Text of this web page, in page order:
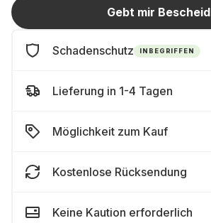
Gebt mir Bescheid
Schadenschutz INBEGRIFFEN
Lieferung in 1-4 Tagen
Möglichkeit zum Kauf
Kostenlose Rücksendung
Keine Kaution erforderlich